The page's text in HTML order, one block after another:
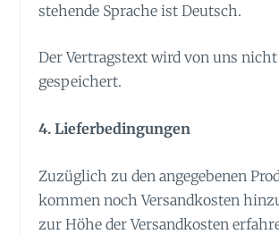
stehende Sprache ist Deutsch.
Der Vertragstext wird von uns nicht
gespeichert.
4. Lieferbedingungen
Zuzüglich zu den angegebenen
kommen noch Versandkosten
zur Höhe der Versandkosten